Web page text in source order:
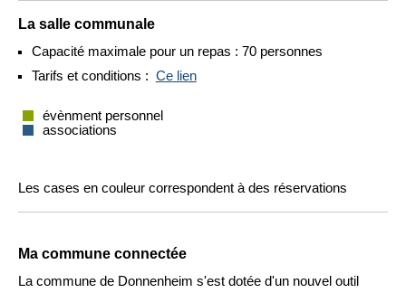
La salle communale
Capacité maximale pour un repas : 70 personnes
Tarifs et conditions : Ce lien
évènment personnel
associations
Les cases en couleur correspondent à des réservations
Ma commune connectée
La commune de Donnenheim s'est dotée d'un nouvel outil